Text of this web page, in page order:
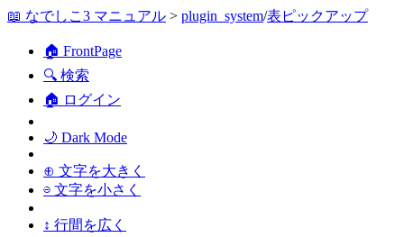
📖 なでしこ3 マニュアル > plugin_system/表ピックアップ
🏠 FrontPage
🔍 検索
🏠 ログイン
🌙 Dark Mode
⊕ 文字を大きく
⊖ 文字を小さく
↕ 行間を広く